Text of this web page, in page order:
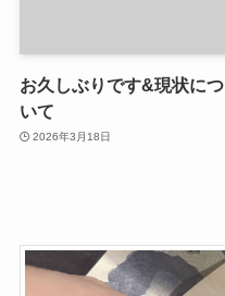
お久しぶりです&現状につ
いて
2026年3月18日